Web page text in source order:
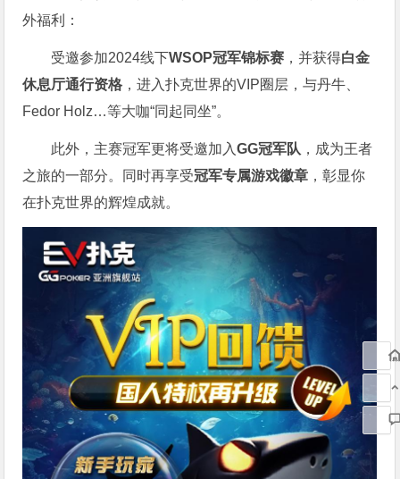
外福利：
受邀参加2024线下WSOP冠军锦标赛 ，并获得白金
休息厅通行资格 ，进入扑克世界的VIP圈层，与丹牛、
Fedor Holz…等大咖“同起同坐”。
此外，主赛冠军更将受邀加入GG冠军队 ，成为王者
之旅的一部分。同时再享受冠军专属游戏徽章 ，彰显你
在扑克世界的辉煌成就。